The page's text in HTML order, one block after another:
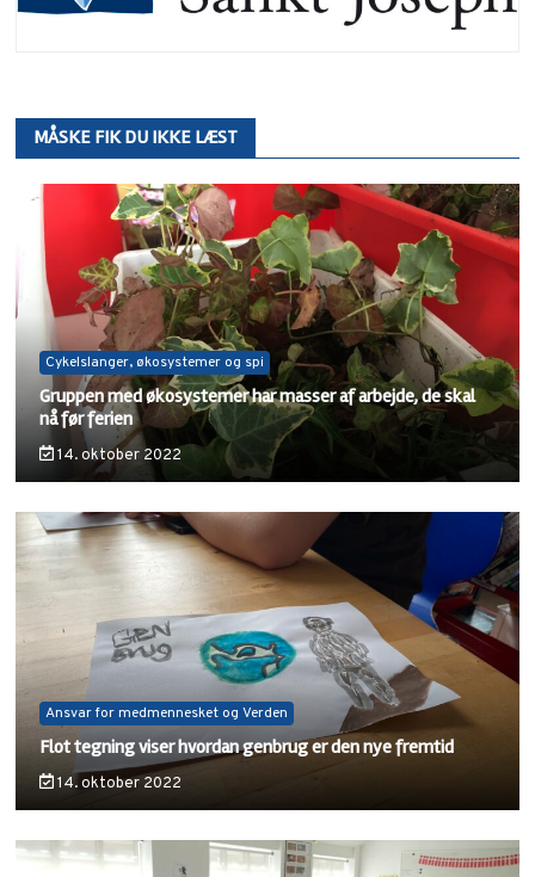
MÅSKE FIK DU IKKE LÆST
Cykelslanger, økosystemer og spi
Gruppen med økosystemer har masser af arbejde, de skal
nå før ferien
14. oktober 2022
Ansvar for medmennesket og Verden
Flot tegning viser hvordan genbrug er den nye fremtid
14. oktober 2022